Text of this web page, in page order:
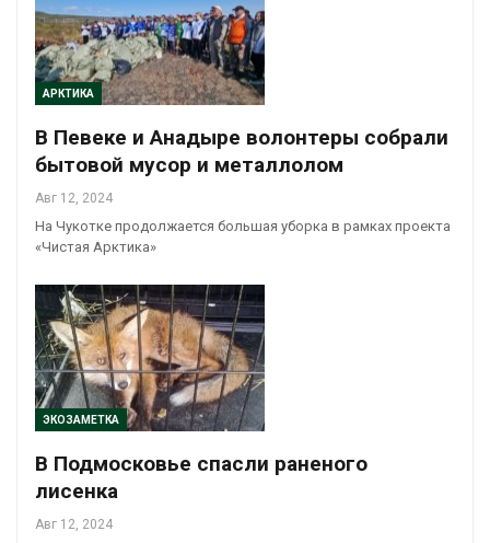
АРКТИКА
В Певеке и Анадыре волонтеры собрали
бытовой мусор и металлолом
Авг 12, 2024
На Чукотке продолжается большая уборка в рамках проекта
«Чистая Арктика»
ЭКОЗАМЕТКА
В Подмосковье спасли раненого
лисенка
Авг 12, 2024